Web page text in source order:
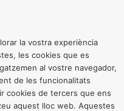
la vostra experiència
les cookies que es
al vostre navegador,
de les funcionalitats
cookies de tercers que ens
aquest lloc web. Aquestes